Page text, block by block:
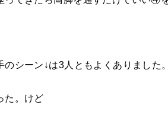
のシーン↓は3人ともよくありました
た。けど